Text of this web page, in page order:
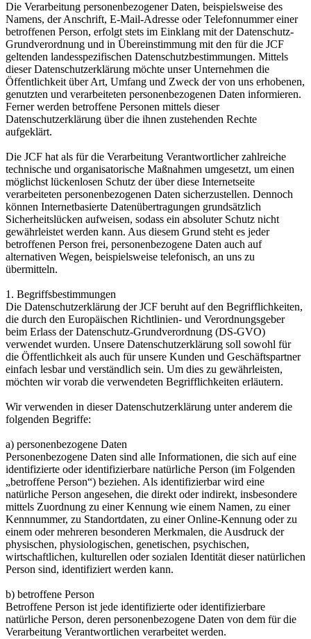
Die Verarbeitung personenbezogener Daten, beispielsweise des
Namens, der Anschrift, E-Mail-Adresse oder Telefonnummer einer
betroffenen Person, erfolgt stets im Einklang mit der Datenschutz-
Grundverordnung und in Übereinstimmung mit den für die JCF
geltenden landesspezifischen Datenschutzbestimmungen. Mittels
dieser Datenschutzerklärung möchte unser Unternehmen die
Öffentlichkeit über Art, Umfang und Zweck der von uns erhobenen,
genutzten und verarbeiteten personenbezogenen Daten informieren.
Ferner werden betroffene Personen mittels dieser
Datenschutzerklärung über die ihnen zustehenden Rechte
aufgeklärt.
Die JCF hat als für die Verarbeitung Verantwortlicher zahlreiche
technische und organisatorische Maßnahmen umgesetzt, um einen
möglichst lückenlosen Schutz der über diese Internetseite
verarbeiteten personenbezogenen Daten sicherzustellen. Dennoch
können Internetbasierte Datenübertragungen grundsätzlich
Sicherheitslücken aufweisen, sodass ein absoluter Schutz nicht
gewährleistet werden kann. Aus diesem Grund steht es jeder
betroffenen Person frei, personenbezogene Daten auch auf
alternativen Wegen, beispielsweise telefonisch, an uns zu
übermitteln.
1. Begriffsbestimmungen
Die Datenschutzerklärung der JCF beruht auf den Begrifflichkeiten,
die durch den Europäischen Richtlinien- und Verordnungsgeber
beim Erlass der Datenschutz-Grundverordnung (DS-GVO)
verwendet wurden. Unsere Datenschutzerklärung soll sowohl für
die Öffentlichkeit als auch für unsere Kunden und Geschäftspartner
einfach lesbar und verständlich sein. Um dies zu gewährleisten,
möchten wir vorab die verwendeten Begrifflichkeiten erläutern.
Wir verwenden in dieser Datenschutzerklärung unter anderem die
folgenden Begriffe:
a) personenbezogene Daten
Personenbezogene Daten sind alle Informationen, die sich auf eine
identifizierte oder identifizierbare natürliche Person (im Folgenden
„betroffene Person“) beziehen. Als identifizierbar wird eine
natürliche Person angesehen, die direkt oder indirekt, insbesondere
mittels Zuordnung zu einer Kennung wie einem Namen, zu einer
Kennnummer, zu Standortdaten, zu einer Online-Kennung oder zu
einem oder mehreren besonderen Merkmalen, die Ausdruck der
physischen, physiologischen, genetischen, psychischen,
wirtschaftlichen, kulturellen oder sozialen Identität dieser natürlichen
Person sind, identifiziert werden kann.
b) betroffene Person
Betroffene Person ist jede identifizierte oder identifizierbare
natürliche Person, deren personenbezogene Daten von dem für die
Verarbeitung Verantwortlichen verarbeitet werden.